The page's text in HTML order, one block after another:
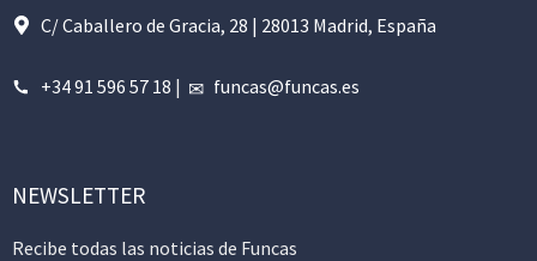
C/ Caballero de Gracia, 28 | 28013 Madrid, España
+34 91 596 57 18 | funcas@funcas.es
NEWSLETTER
Recibe todas las noticias de Funcas